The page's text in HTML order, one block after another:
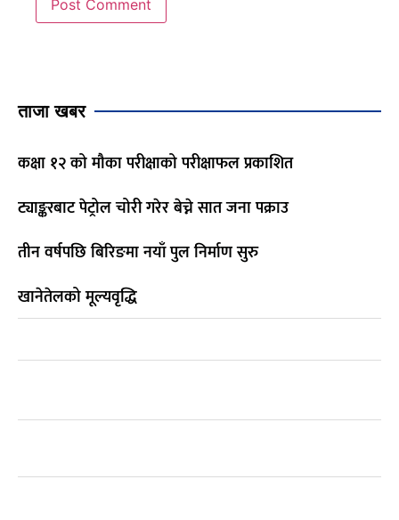
ताजा खबर
कक्षा १२ को मौका परीक्षाको परीक्षाफल प्रकाशित
ट्याङ्करबाट पेट्रोल चोरी गरेर बेच्ने सात जना पक्राउ
तीन वर्षपछि बिरिङमा नयाँ पुल निर्माण सुरु
खानेतेलको मूल्यवृद्धि